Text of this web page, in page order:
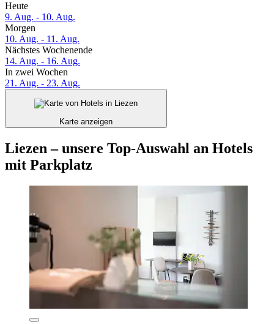
Heute
9. Aug. - 10. Aug.
Morgen
10. Aug. - 11. Aug.
Nächstes Wochenende
14. Aug. - 16. Aug.
In zwei Wochen
21. Aug. - 23. Aug.
Karte anzeigen
Liezen – unsere Top-Auswahl an Hotels
mit Parkplatz